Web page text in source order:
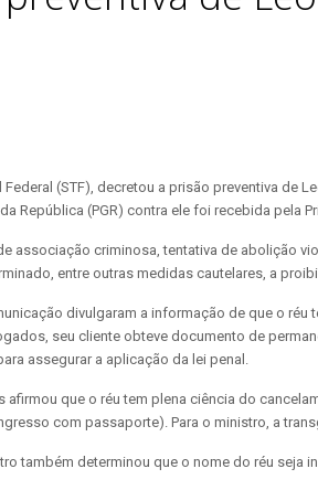
(STF), decretou a prisão preventiva
República (PGR) contra ele foi recebida pela
associação criminosa, tentativa de abolição
entre outras medidas cautelares, a
divulgaram a informação de que o
seu cliente obteve documento de
assegurar a aplicação da lei penal.
que o réu tem plena ciência do
com passaporte). Para o ministro, a
também determinou que o nome do réu seja